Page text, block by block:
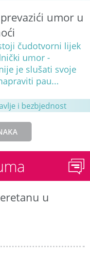
umor u
čudotvorni lijek
umor -
je slušati svoje
pau...
i bezbjednost
u